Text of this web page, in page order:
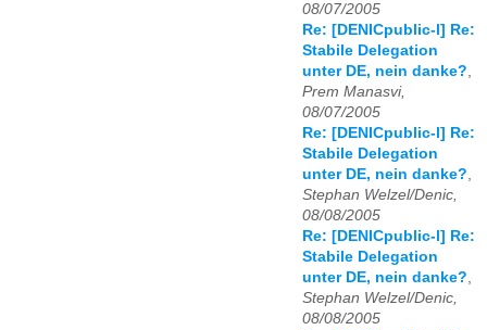
08/07/2005
Re: [DENICpublic-l] Re:
Stabile Delegation
unter DE, nein danke?,
Prem Manasvi,
08/07/2005
Re: [DENICpublic-l] Re:
Stabile Delegation
unter DE, nein danke?,
Stephan Welzel/Denic,
08/08/2005
Re: [DENICpublic-l] Re:
Stabile Delegation
unter DE, nein danke?,
Stephan Welzel/Denic,
08/08/2005